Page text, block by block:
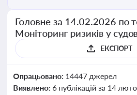
Головне за 14.02.2026 по
Моніторинг ризиків у
ЕКСПОРТ
Опрацьовано: 14447 джерел
Виявлено: 6 публікацій за 14